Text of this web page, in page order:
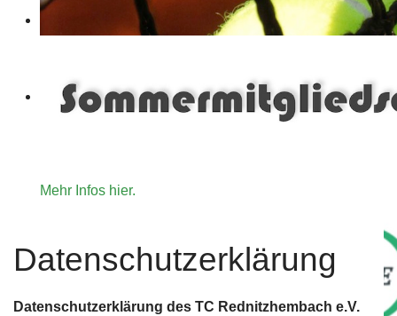
Mehr Infos hier.
Datenschutzerklärung
Datenschutzerklärung des TC Rednitzhembach e.V.